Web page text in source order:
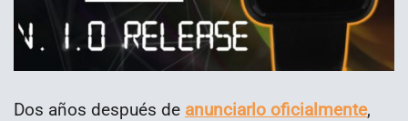
Dos años después de anunciarlo oficialmente,